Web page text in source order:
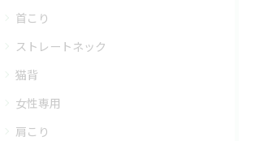
首こり
ストレートネック
猫背
女性専用
肩こり